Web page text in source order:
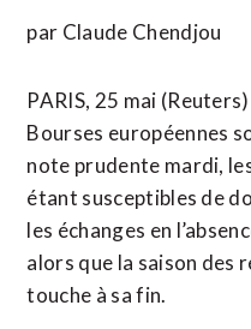
par Claude Chendjou
PARIS, 25 mai
Bourses européennes
note prudente mardi,
étant susceptibles de
les échanges en
alors que la saison
touche à sa fin.